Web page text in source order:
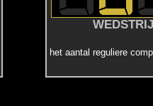
het aantal reguliere